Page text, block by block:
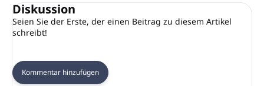
Diskussion
Seien Sie der Erste, der einen Beitrag zu diesem Artikel
schreibt!
Kommentar hinzufügen